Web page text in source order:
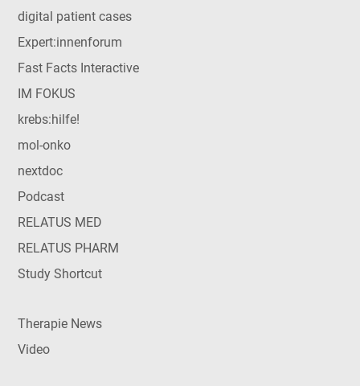
digital patient cases
Expert:innenforum
Fast Facts Interactive
IM FOKUS
krebs:hilfe!
mol-onko
nextdoc
Podcast
RELATUS MED
RELATUS PHARM
Study Shortcut
Therapie News
Video